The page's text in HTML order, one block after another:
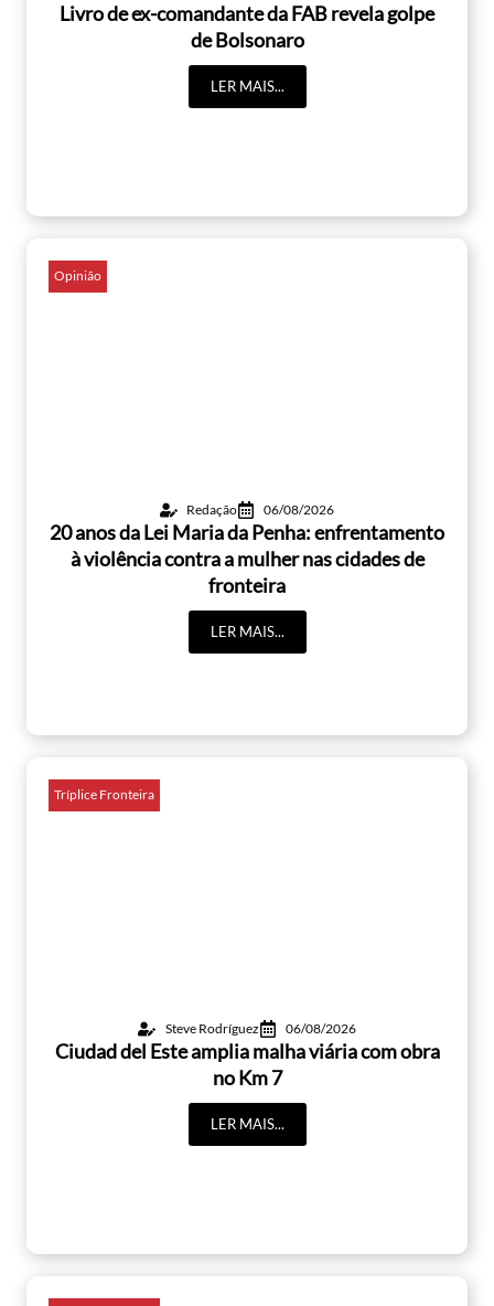
Livro de ex-comandante da FAB revela golpe
de Bolsonaro
LER MAIS...
Opinião
Redação 06/08/2026
20 anos da Lei Maria da Penha: enfrentamento
à violência contra a mulher nas cidades de
fronteira
LER MAIS...
Tríplice Fronteira
Steve Rodríguez 06/08/2026
Ciudad del Este amplia malha viária com obra
no Km 7
LER MAIS...